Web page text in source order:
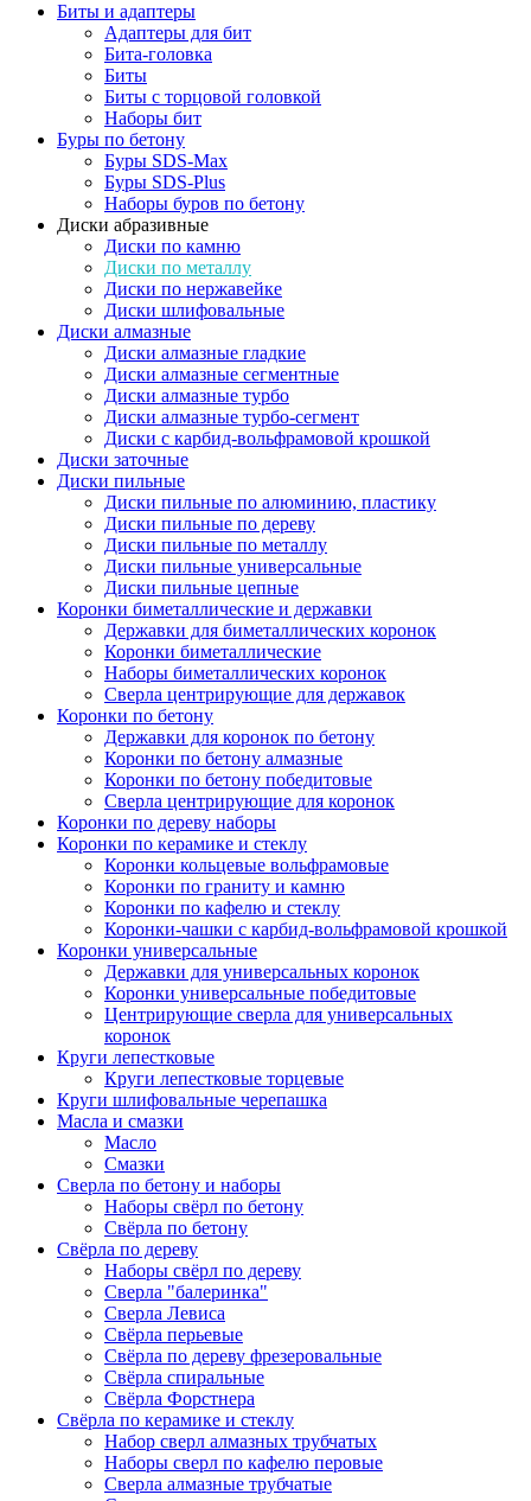
Биты и адаптеры
Адаптеры для бит
Бита-головка
Биты
Биты с торцовой головкой
Наборы бит
Буры по бетону
Буры SDS-Max
Буры SDS-Plus
Наборы буров по бетону
Диски абразивные
Диски по камню
Диски по металлу
Диски по нержавейке
Диски шлифовальные
Диски алмазные
Диски алмазные гладкие
Диски алмазные сегментные
Диски алмазные турбо
Диски алмазные турбо-сегмент
Диски с карбид-вольфрамовой крошкой
Диски заточные
Диски пильные
Диски пильные по алюминию, пластику
Диски пильные по дереву
Диски пильные по металлу
Диски пильные универсальные
Диски пильные цепные
Коронки биметаллические и державки
Державки для биметаллических коронок
Коронки биметаллические
Наборы биметаллических коронок
Сверла центрирующие для державок
Коронки по бетону
Державки для коронок по бетону
Коронки по бетону алмазные
Коронки по бетону победитовые
Сверла центрирующие для коронок
Коронки по дереву наборы
Коронки по керамике и стеклу
Коронки кольцевые вольфрамовые
Коронки по граниту и камню
Коронки по кафелю и стеклу
Коронки-чашки с карбид-вольфрамовой крошкой
Коронки универсальные
Державки для универсальных коронок
Коронки универсальные победитовые
Центрирующие сверла для универсальных
коронок
Круги лепестковые
Круги лепестковые торцевые
Круги шлифовальные черепашка
Масла и смазки
Масло
Смазки
Сверла по бетону и наборы
Наборы свёрл по бетону
Свёрла по бетону
Свёрла по дереву
Наборы свёрл по дереву
Сверла "балеринка"
Сверла Левиса
Свёрла перьевые
Свёрла по дереву фрезеровальные
Свёрла спиральные
Свёрла Форстнера
Свёрла по керамике и стеклу
Набор сверл алмазных трубчатых
Наборы сверл по кафелю перовые
Сверла алмазные трубчатые